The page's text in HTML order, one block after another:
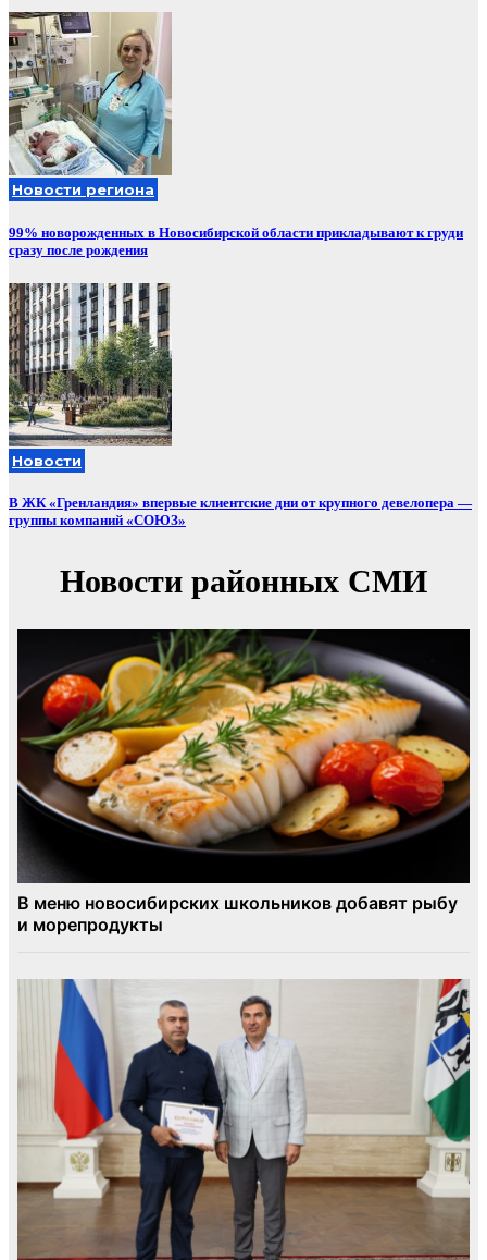
Новости региона
99% новорожденных в Новосибирской области прикладывают к груди
сразу после рождения
Новости
В ЖК «Гренландия» впервые клиентские дни от крупного девелопера —
группы компаний «СОЮЗ»